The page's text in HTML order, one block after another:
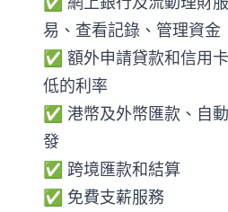
易、查看記錄、管理資金
✅ 額外申請貸款和信用
低的利率
✅ 港幣及外幣匯款、自
發
✅ 跨境匯款和結算
✅ 免費支薪服務